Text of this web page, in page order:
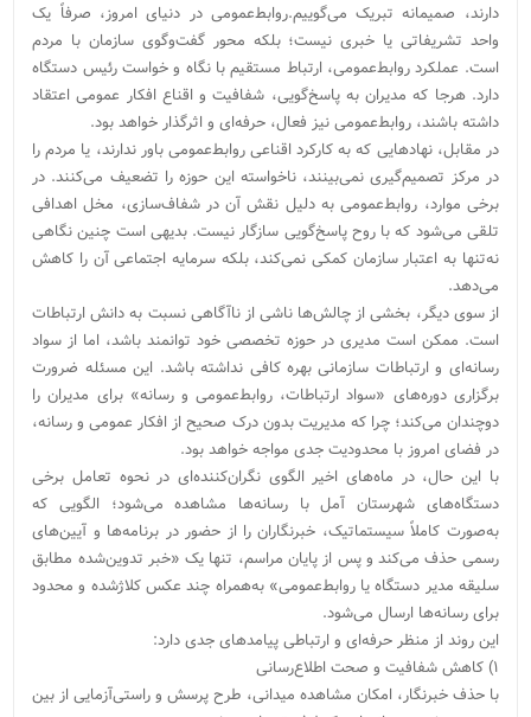
دارند، صمیمانه تبریک می‌گوییم.روابط‌عمومی در دنیای امروز، صرفاً یک
واحد تشریفاتی یا خبری نیست؛ بلکه محور گفت‌وگوی سازمان با مردم
است. عملکرد روابط‌عمومی، ارتباط مستقیم با نگاه و خواست رئیس دستگاه
دارد. هرجا که مدیران به پاسخ‌گویی، شفافیت و اقناع افکار عمومی اعتقاد
داشته باشند، روابط‌عمومی نیز فعال، حرفه‌ای و اثرگذار خواهد بود.
در مقابل، نهادهایی که به کارکرد اقناعی روابط‌عمومی باور ندارند، یا مردم را
در مرکز تصمیم‌گیری نمی‌بینند، ناخواسته این حوزه را تضعیف می‌کنند. در
برخی موارد، روابط‌عمومی به دلیل نقش آن در شفاف‌سازی، مخل اهدافی
تلقی می‌شود که با روح پاسخ‌گویی سازگار نیست. بدیهی است چنین نگاهی
نه‌تنها به اعتبار سازمان کمکی نمی‌کند، بلکه سرمایه اجتماعی آن را کاهش
می‌دهد.
از سوی دیگر، بخشی از چالش‌ها ناشی از ناآگاهی نسبت به دانش ارتباطات
است. ممکن است مدیری در حوزه تخصصی خود توانمند باشد، اما از سواد
رسانه‌ای و ارتباطات سازمانی بهره کافی نداشته باشد. این مسئله ضرورت
برگزاری دوره‌های «سواد ارتباطات، روابط‌عمومی و رسانه» برای مدیران را
دوچندان می‌کند؛ چرا که مدیریت بدون درک صحیح از افکار عمومی و رسانه،
در فضای امروز با محدودیت جدی مواجه خواهد بود.
با این حال، در ماه‌های اخیر الگوی نگران‌کننده‌ای در نحوه تعامل برخی
دستگاه‌های شهرستان آمل با رسانه‌ها مشاهده می‌شود؛ الگویی که
به‌صورت کاملاً سیستماتیک، خبرنگاران را از حضور در برنامه‌ها و آیین‌های
رسمی حذف می‌کند و پس از پایان مراسم، تنها یک «خبر تدوین‌شده مطابق
سلیقه مدیر دستگاه یا روابط‌عمومی» به‌همراه چند عکس کلاژشده و محدود
برای رسانه‌ها ارسال می‌شود.
این روند از منظر حرفه‌ای و ارتباطی پیامدهای جدی دارد:
۱) کاهش شفافیت و صحت اطلاع‌رسانی
با حذف خبرنگار، امکان مشاهده میدانی، طرح پرسش و راستی‌آزمایی از بین